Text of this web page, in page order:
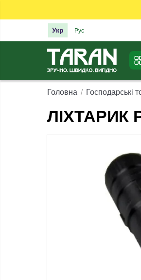
Укр Рус
Головна Господарські
ЛІХТАРИК